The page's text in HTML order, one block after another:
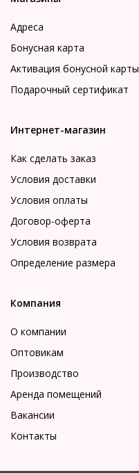
Адреса
Бонусная карта
Активация бонусной карты
Подарочный сертификат
Интернет-магазин
Как сделать заказ
Условия доставки
Условия оплаты
Договор-оферта
Условия возврата
Определение размера
Компания
О компании
Оптовикам
Производство
Аренда помещений
Вакансии
Контакты